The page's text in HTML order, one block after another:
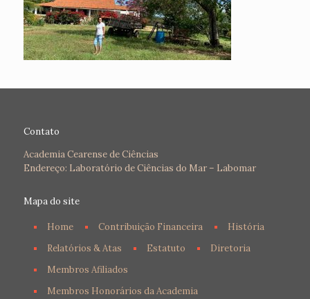
Contato
Academia Cearense de Ciências
Endereço: Laboratório de Ciências do Mar – Labomar
Mapa do site
Home Contribuição Financeira
História
Relatórios & Atas
Estatuto
Diretoria
Membros Afiliados
Membros Honorários da Academia